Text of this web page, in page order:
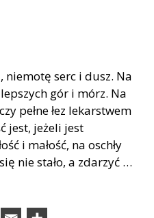
niemotę serc i dusz. Na
gór i mórz. Na
pełne łez lekarstwem
jest, jeżeli jest
i małość, na oschły
nie stało, a zdarzyć …